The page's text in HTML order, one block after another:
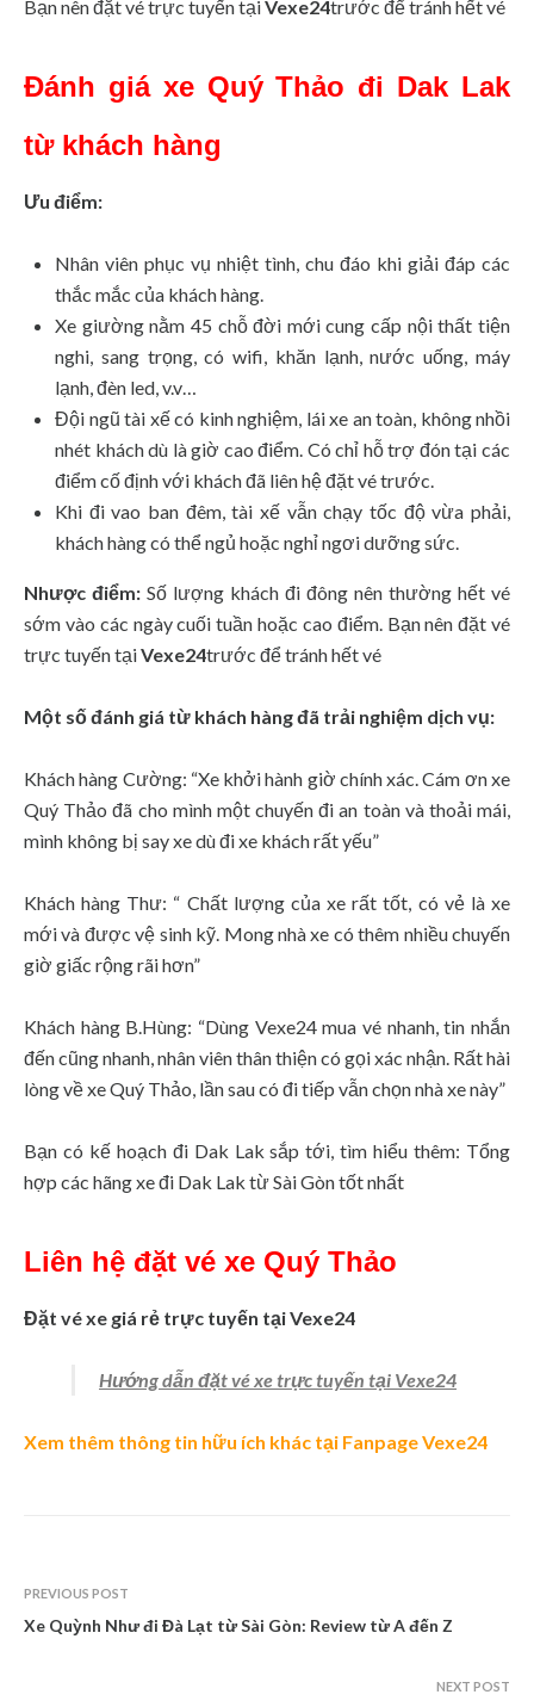
Bạn nên đặt vé trực tuyến tạiVexe24trước để tránh hết vé
Đánh giá xe Quý Thảo đi Dak Lak
từ khách hàng
Ưu điểm:
Nhân viên phục vụ nhiệt tình, chu đáo khi giải đáp các
thắc mắc của khách hàng.
Xe giường nằm 45 chỗ đời mới cung cấp nội thất tiện
nghi, sang trọng, có wifi, khăn lạnh, nước uống, máy
lạnh, đèn led, v.v…
Đội ngũ tài xế có kinh nghiệm, lái xe an toàn, không nhồi
nhét khách dù là giờ cao điểm. Có chỉ hỗ trợ đón tại các
điểm cố định với khách đã liên hệ đặt vé trước.
Khi đi vao ban đêm, tài xế vẫn chạy tốc độ vừa phải,
khách hàng có thể ngủ hoặc nghỉ ngơi dưỡng sức.
Nhược điểm: Số lượng khách đi đông nên thường hết vé
sớm vào các ngày cuối tuần hoặc cao điểm. Bạn nên đặt vé
trực tuyến tạiVexe24trước để tránh hết vé
Một số đánh giá từ khách hàng đã trải nghiệm dịch vụ:
Khách hàng Cường: “Xe khởi hành giờ chính xác. Cám ơn xe
Quý Thảo đã cho mình một chuyến đi an toàn và thoải mái,
mình không bị say xe dù đi xe khách rất yếu”
Khách hàng Thư: “ Chất lượng của xe rất tốt, có vẻ là xe
mới và được vệ sinh kỹ. Mong nhà xe có thêm nhiều chuyến
giờ giấc rộng rãi hơn”
Khách hàng B.Hùng: “Dùng Vexe24 mua vé nhanh, tin nhắn
đến cũng nhanh, nhân viên thân thiện có gọi xác nhận. Rất hài
lòng về xe Quý Thảo, lần sau có đi tiếp vẫn chọn nhà xe này”
Bạn có kế hoạch đi Dak Lak sắp tới, tìm hiểu thêm: Tổng
hợp các hãng xe đi Dak Lak từ Sài Gòn tốt nhất
Liên hệ đặt vé xe Quý Thảo
Đặt vé xe giá rẻ trực tuyến tại Vexe24
Hướng dẫn đặt vé xe trực tuyến tại Vexe24
Xem thêm thông tin hữu ích khác tại Fanpage Vexe24
PREVIOUS POST
Xe Quỳnh Như đi Đà Lạt từ Sài Gòn: Review từ A đến Z
NEXT POST